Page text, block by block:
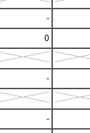
-
0
-
-